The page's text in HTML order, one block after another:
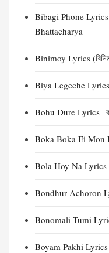
Bibagi Phone Lyrics
Bhattacharya
Binimoy Lyrics
Biya Legeche Lyrics
Bohu Dure Lyrics |
Boka Boka Ei Mon
Bola Hoy Na Lyrics
Bondhur Achoron
Bonomali Tumi
Boyam Pakhi Lyrics